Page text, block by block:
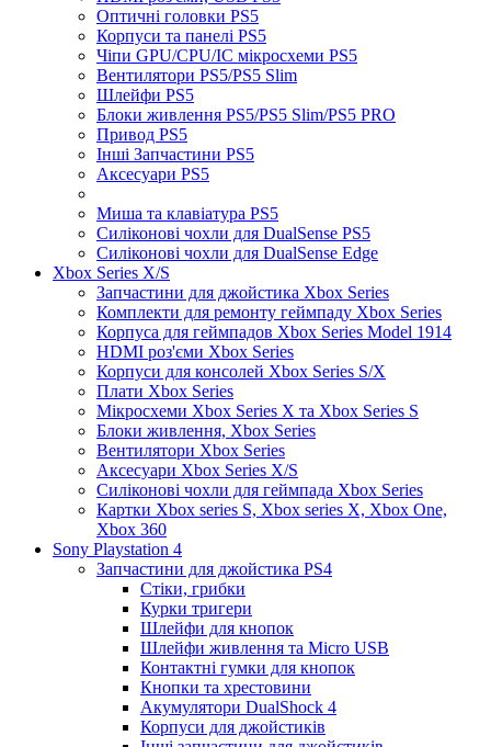
Оптичні головки PS5
Корпуси та панелі PS5
Чіпи GPU/CPU/IC мікросхеми PS5
Вентилятори PS5/PS5 Slim
Шлейфи PS5
Блоки живлення PS5/PS5 Slim/PS5 PRO
Привод PS5
Інші Запчастини PS5
Аксесуари PS5
Миша та клавіатура PS5
Силіконові чохли для DualSense PS5
Силіконові чохли для DualSense Edge
Xbox Series X/S
Запчастини для джойстика Xbox Series
Комплекти для ремонту геймпаду Xbox Series
Корпуса для геймпадов Xbox Series Model 1914
HDMI роз'єми Xbox Series
Корпуси для консолей Xbox Series S/X
Плати Xbox Series
Мікросхеми Xbox Series X та Xbox Series S
Блоки живлення, Xbox Series
Вентилятори Xbox Series
Аксесуари Xbox Series X/S
Силіконові чохли для геймпада Xbox Series
Картки Xbox series S, Xbox series X, Xbox One,
Xbox 360
Sony Playstation 4
Запчастини для джойстика PS4
Стіки, грибки
Курки тригери
Шлейфи для кнопок
Шлейфи живлення та Micro USB
Контактні гумки для кнопок
Кнопки та хрестовини
Акумулятори DualShock 4
Корпуси для джойстиків